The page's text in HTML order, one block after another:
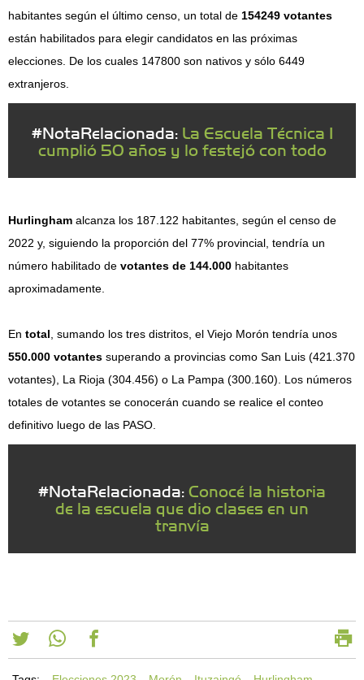
habitantes según el último censo, un total de 154249 votantes
están habilitados para elegir candidatos en las próximas
elecciones. De los cuales 147800 son nativos y sólo 6449
extranjeros.
#NotaRelacionada: La Escuela Técnica 1
cumplió 50 años y lo festejó con todo
Hurlingham alcanza los 187.122 habitantes, según el censo de
2022 y, siguiendo la proporción del 77% provincial, tendría un
número habilitado de votantes de 144.000 habitantes
aproximadamente.
En total , sumando los tres distritos, el Viejo Morón tendría unos
550.000 votantes superando a provincias como San Luis (421.370
votantes), La Rioja (304.456) o La Pampa (300.160). Los números
totales de votantes se conocerán cuando se realice el conteo
definitivo luego de las PASO.
#NotaRelacionada: Conocé la historia
de la escuela que dio clases en un
tranvía